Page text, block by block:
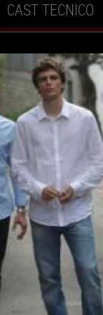
CAST TECNICO